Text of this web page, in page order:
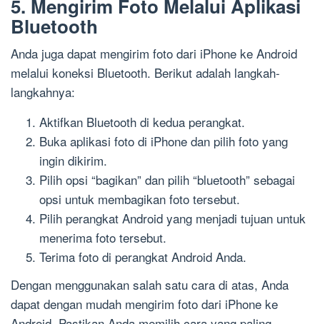
5. Mengirim Foto Melalui Aplikasi
Bluetooth
Anda juga dapat mengirim foto dari iPhone ke Android
melalui koneksi Bluetooth. Berikut adalah langkah-
langkahnya:
Aktifkan Bluetooth di kedua perangkat.
Buka aplikasi foto di iPhone dan pilih foto yang
ingin dikirim.
Pilih opsi “bagikan” dan pilih “bluetooth” sebagai
opsi untuk membagikan foto tersebut.
Pilih perangkat Android yang menjadi tujuan untuk
menerima foto tersebut.
Terima foto di perangkat Android Anda.
Dengan menggunakan salah satu cara di atas, Anda
dapat dengan mudah mengirim foto dari iPhone ke